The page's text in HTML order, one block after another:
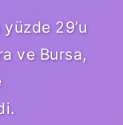
29’u
ve Bursa,